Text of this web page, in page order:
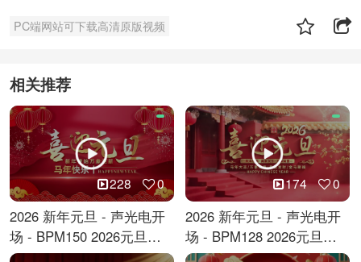
PC端网站可下载高清原版视频
相关推荐
228 0
2026 新年元旦 - 声光电开
场 - BPM150 2026元旦跨
年倒计时
174 0
2026 新年元旦 - 声光电开
场 - BPM128 2026元旦马
年